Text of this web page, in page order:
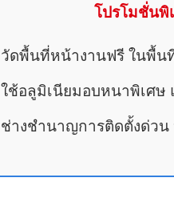
โปรโมชั่นพิ
วัดพื้นที่หน้างานฟรี ในพื้น
ใช้อลูมิเนียมอบหนาพิเศษ
ช่างชำนาญการติดตั้งด่วน